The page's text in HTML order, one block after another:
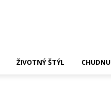
ŽIVOTNÝ ŠTÝL